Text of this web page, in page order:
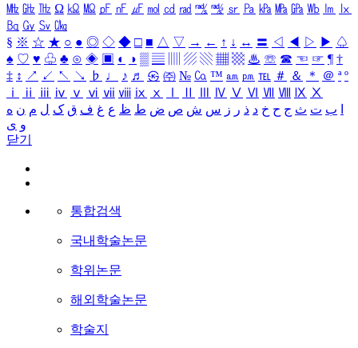
㎒ ㎓ ㎔ Ω ㏀ ㏁ ㎊ ㎋ ㎌ ㏖ ㏅ ㎭ ㎮ ㎯ ㏛ ㎩ ㎪ ㎫ ㎬ ㏝ ㏐
㏓
㏃ ㏉ ㏜ ㏆
§ ※ ☆ ★ ○ ● ◎ ◇ ◆ □ ■ △ ▽ → ← ↑ ↓ ↔ 〓 ◁ ◀ ▷ ▶ ♤
♠ ♡ ♥ ♧ ♣ ⊙ ◈ ▣ ◐ ◑ ▒ ▤ ▨ ▧ ▦ ▩ ♨ ☏ ☎ ☜ ☞ ¶ †
‡ ↕ ↗ ↙ ↖ ↘ ♭ ♩ ♪ ♬ ㉿ ㈜ № ㏇ ™ ㏂ ㏘ ℡ ＃ ＆ ＊ ＠ ª º
ⅰ
ⅱ ⅲ ⅳ ⅴ ⅵ ⅶ ⅷ ⅸ ⅹ Ⅳ Ⅴ Ⅵ Ⅶ Ⅷ Ⅸ Ⅹ
ب ت ث ج ح خ د ذ ر ز س ش ص ض ط ظ ع غ ف ق ک ل م ن ه
و ی
닫기
통합검색
국내학술논문
학위논문
해외학술논문
학술지